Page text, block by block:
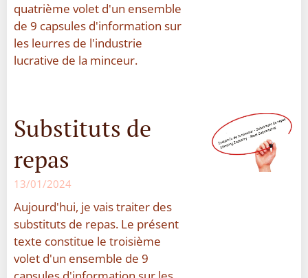
quatrième volet d'un ensemble
de 9 capsules d'information sur
les leurres de l'industrie
lucrative de la minceur.
Substituts de
repas
13/01/2024
Aujourd'hui, je vais traiter des
substituts de repas. Le présent
texte constitue le troisième
volet d'un ensemble de 9